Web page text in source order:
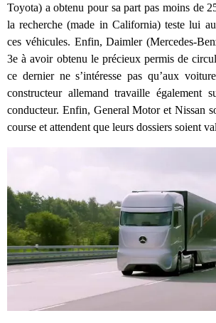
Toyota) a obtenu pour sa part pas moins de
la recherche (made in California) teste lui
ces véhicules. Enfin, Daimler (Mercedes-
3e à avoir obtenu le précieux permis de
ce dernier ne s’intéresse pas qu’aux
constructeur allemand travaille également
conducteur. Enfin, General Motor et Nissan
course et attendent que leurs dossiers soient